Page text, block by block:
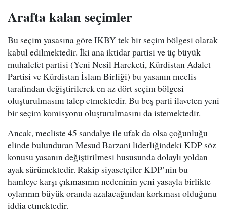
Arafta kalan seçimler
Bu seçim yasasına göre IKBY tek bir seçim bölgesi olarak
kabul edilmektedir. İki ana iktidar partisi ve üç büyük
muhalefet partisi (Yeni Nesil Hareketi, Kürdistan Adalet
Partisi ve Kürdistan İslam Birliği) bu yasanın meclis
tarafından değiştirilerek en az dört seçim bölgesi
oluşturulmasını talep etmektedir. Bu beş parti ilaveten yeni
bir seçim komisyonu oluşturulmasını da istemektedir.
Ancak, mecliste 45 sandalye ile ufak da olsa çoğunluğu
elinde bulunduran Mesud Barzani liderliğindeki KDP söz
konusu yasanın değiştirilmesi hususunda dolaylı yoldan
ayak sürümektedir. Rakip siyasetçiler KDP’nin bu
hamleye karşı çıkmasının nedeninin yeni yasayla birlikte
oylarının büyük oranda azalacağından korkması olduğunu
iddia etmektedir.